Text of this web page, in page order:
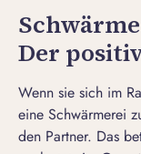
Der
Wenn sie sich im
eine Schwärmerei
den Partner. Das